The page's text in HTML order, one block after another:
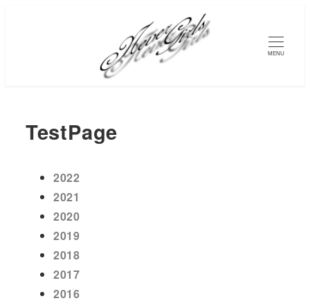
MENU
TestPage
2022
2021
2020
2019
2018
2017
2016